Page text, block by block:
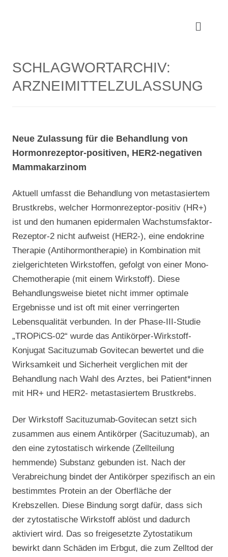
SCHLAGWORTARCHIV:
ARZNEIMITTELZULASSUNG
Neue Zulassung für die Behandlung von
Hormonrezeptor-positiven, HER2-negativen
Mammakarzinom
Aktuell umfasst die Behandlung von metastasiertem
Brustkrebs, welcher Hormonrezeptor-positiv (HR+)
ist und den humanen epidermalen Wachstumsfaktor-
Rezeptor-2 nicht aufweist (HER2-), eine endokrine
Therapie (Antihormontherapie) in Kombination mit
zielgerichteten Wirkstoffen, gefolgt von einer Mono-
Chemotherapie (mit einem Wirkstoff). Diese
Behandlungsweise bietet nicht immer optimale
Ergebnisse und ist oft mit einer verringerten
Lebensqualität verbunden. In der Phase-III-Studie
„TROPiCS-02“ wurde das Antikörper-Wirkstoff-
Konjugat Sacituzumab Govitecan bewertet und die
Wirksamkeit und Sicherheit verglichen mit der
Behandlung nach Wahl des Arztes, bei Patient*innen
mit HR+ und HER2- metastasiertem Brustkrebs.
Der Wirkstoff Sacituzumab-Govitecan setzt sich
zusammen aus einem Antikörper (Sacituzumab), an
den eine zytostatisch wirkende (Zellteilung
hemmende) Substanz gebunden ist. Nach der
Verabreichung bindet der Antikörper spezifisch an ein
bestimmtes Protein an der Oberfläche der
Krebszellen. Diese Bindung sorgt dafür, dass sich
der zytostatische Wirkstoff ablöst und dadurch
aktiviert wird. Das so freigesetzte Zytostatikum
bewirkt dann Schäden im Erbgut, die zum Zelltod der